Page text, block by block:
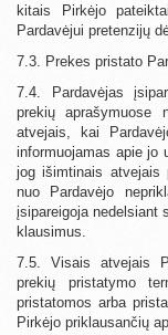
kitais Pirkėjo
Pardavėjui pretenzijų
7.3. Prekes pristato
7.4. Pardavėjas
prekių aprašymuose
atvejais, kai
informuojamas apie jo
jog išimtinais atvejais
nuo Pardavėjo
įsipareigoja nedelsiant
klausimus.
7.5. Visais atvejais
prekių pristatymo
pristatomos arba
Pirkėjo priklausančių